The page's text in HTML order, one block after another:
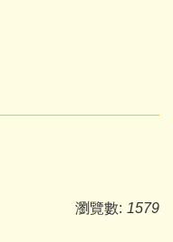
瀏覽數: 1579